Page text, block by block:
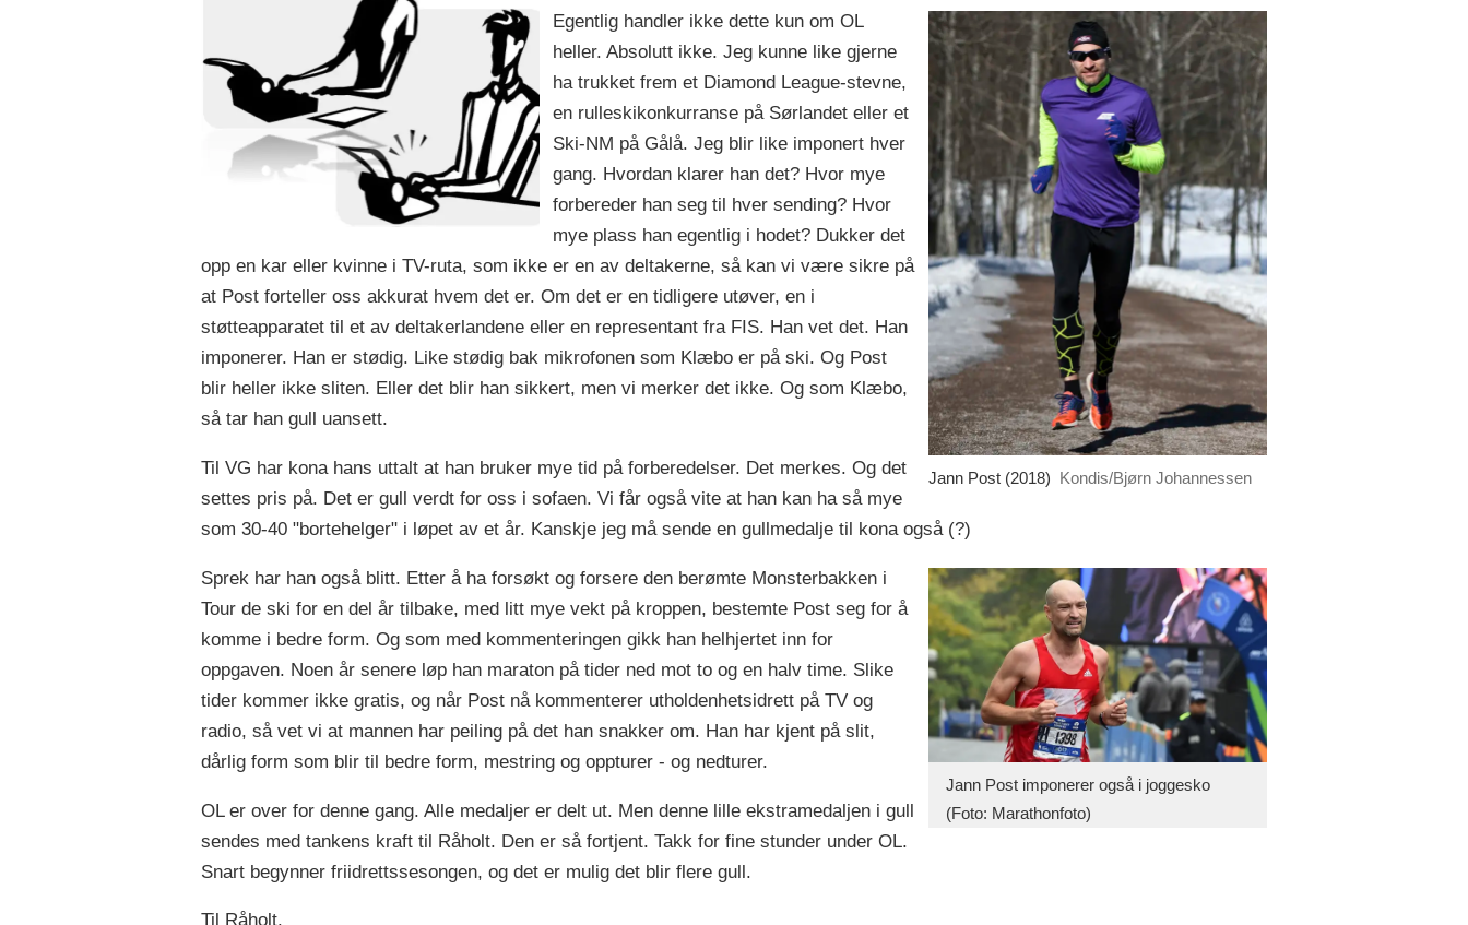
Jann Post (2018) Kondis/Bjørn Johannessen
Egentlig handler ikke dette kun om OL
heller. Absolutt ikke. Jeg kunne like gjerne
ha trukket frem et Diamond League-stevne,
en rulleskikonkurranse på Sørlandet eller et
Ski-NM på Gålå. Jeg blir like imponert hver
gang. Hvordan klarer han det? Hvor mye
forbereder han seg til hver sending? Hvor
mye plass han egentlig i hodet? Dukker det
opp en kar eller kvinne i TV-ruta, som ikke er en av deltakerne, så kan vi være sikre på
at Post forteller oss akkurat hvem det er. Om det er en tidligere utøver, en i
støtteapparatet til et av deltakerlandene eller en representant fra FIS. Han vet det. Han
imponerer. Han er stødig. Like stødig bak mikrofonen som Klæbo er på ski. Og Post
blir heller ikke sliten. Eller det blir han sikkert, men vi merker det ikke. Og som Klæbo,
så tar han gull uansett.
Til VG har kona hans uttalt at han bruker mye tid på forberedelser. Det merkes. Og det
settes pris på. Det er gull verdt for oss i sofaen. Vi får også vite at han kan ha så mye
som 30-40 "bortehelger" i løpet av et år. Kanskje jeg må sende en gullmedalje til kona også (?)
Jann Post imponerer også i joggesko
(Foto: Marathonfoto)
Sprek har han også blitt. Etter å ha forsøkt og forsere den berømte Monsterbakken i
Tour de ski for en del år tilbake, med litt mye vekt på kroppen, bestemte Post seg for å
komme i bedre form. Og som med kommenteringen gikk han helhjertet inn for
oppgaven. Noen år senere løp han maraton på tider ned mot to og en halv time. Slike
tider kommer ikke gratis, og når Post nå kommenterer utholdenhetsidrett på TV og
radio, så vet vi at mannen har peiling på det han snakker om. Han har kjent på slit,
dårlig form som blir til bedre form, mestring og oppturer - og nedturer.
OL er over for denne gang. Alle medaljer er delt ut. Men denne lille ekstramedaljen i gull
sendes med tankens kraft til Råholt. Den er så fortjent. Takk for fine stunder under OL.
Snart begynner friidrettssesongen, og det er mulig det blir flere gull.
Til Råholt.